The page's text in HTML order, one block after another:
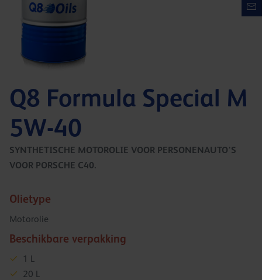
Q8 Formula Special M
5W-40
SYNTHETISCHE MOTOROLIE VOOR PERSONENAUTO'S
VOOR PORSCHE C40.
Olietype
Motorolie
Beschikbare verpakking
1 L
20 L